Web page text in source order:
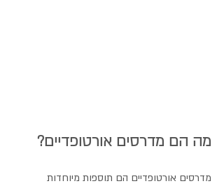
מה הם מדרסים אורטופדיים?
מדרסים אורטופדיים הם תוספות מיוחדות